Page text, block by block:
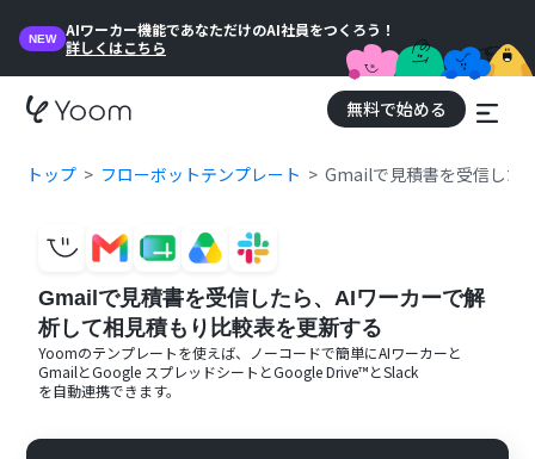
NEW
AIワーカー機能であなただけのAI社員をつくろう！
詳しくはこちら
無料で始める
トップ フローボットテンプレート Gmailで見積書を受信した
Gmailで見積書を受信したら、AIワーカーで解
析して相見積もり比較表を更新する
Yoomのテンプレートを使えば、ノーコードで簡単にAIワーカーと
GmailとGoogle スプレッドシート とGoogle Drive™とSlack
を自動連携できます。